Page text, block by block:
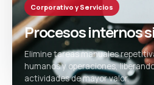
Corporativo y Servicios
Procesos internos
Elimine tareas manuales
humanos y operaciones,
actividades de mayor valor.